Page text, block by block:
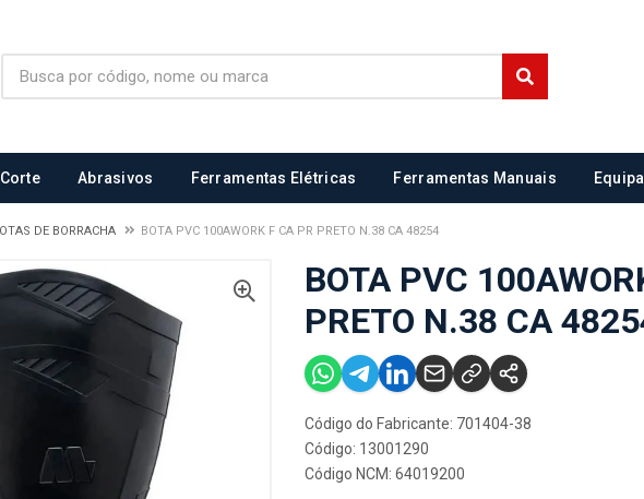
Abrasivos Ferramentas Elétricas Ferramentas Manuais
DE BORRACHA BOTA PVC 100AWORK F CA PR PRETO N.38 CA 48254
BOTA PVC
PRETO N.38 CA
Código do Fabricante: 701404-38
Código: 13001290
Código NCM: 64019200